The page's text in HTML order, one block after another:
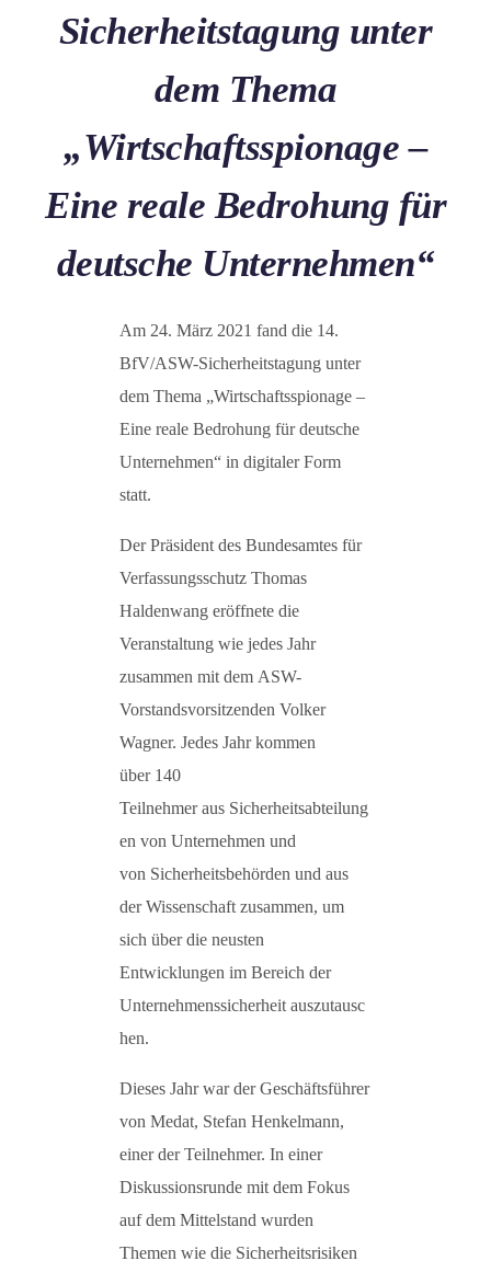
Sicherheitstagung unter
dem Thema
„Wirtschaftsspionage –
Eine reale Bedrohung für
deutsche Unternehmen“
Am 24. März 2021 fand die 14.
BfV/ASW-Sicherheitstagung unter
dem Thema „Wirtschaftsspionage –
Eine reale Bedrohung für deutsche
Unternehmen“ in digitaler Form
statt.
Der Präsident des Bundesamtes für
Verfassungsschutz Thomas
Haldenwang eröffnete die
Veranstaltung wie jedes Jahr
zusammen mit dem ASW-
Vorstandsvorsitzenden Volker
Wagner. Jedes Jahr kommen
über 140
Teilnehmer aus Sicherheitsabteilung
en von Unternehmen und
von Sicherheitsbehörden und aus
der Wissenschaft zusammen, um
sich über die neusten
Entwicklungen im Bereich der
Unternehmenssicherheit auszutausc
hen.
Dieses Jahr war der Geschäftsführer
von Medat, Stefan Henkelmann,
einer der Teilnehmer. In einer
Diskussionsrunde mit dem Fokus
auf dem Mittelstand wurden
Themen wie die Sicherheitsrisiken